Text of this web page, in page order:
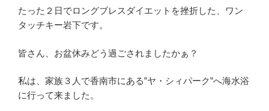
たった２日でロングブレスダイエットを挫折した、ワン
タッチキー岩下です。
皆さん、お盆休みどう過ごされましたかぁ？
私は、家族３人で香南市にある”ヤ・シィパーク”へ海水浴
に行って来ました。